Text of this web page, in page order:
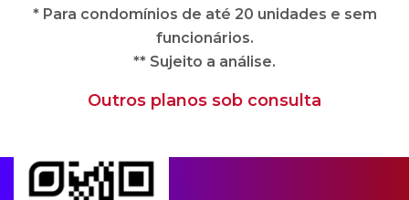
* Para condomínios de até 20 unidades e sem
funcionários.
** Sujeito a análise.
Outros planos sob consulta